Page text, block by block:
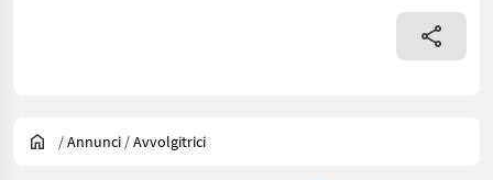
/Annunci /Avvolgitrici